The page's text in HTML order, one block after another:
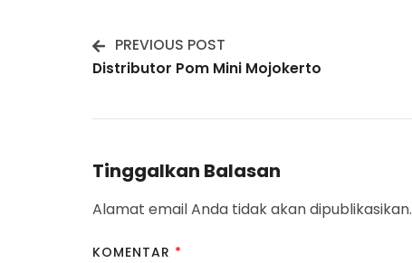
Post
Navigation
PREVIOUS POST
Distributor Pom Mini Mojokerto
Tinggalkan Balasan
Alamat email Anda tidak akan dipublikasikan.
KOMENTAR *